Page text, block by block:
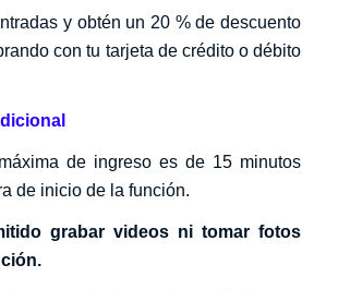
y obtén un 20 % de descuento
con tu tarjeta de crédito o débito
de ingreso es de 15 minutos
de inicio de la función.
grabar videos ni tomar fotos